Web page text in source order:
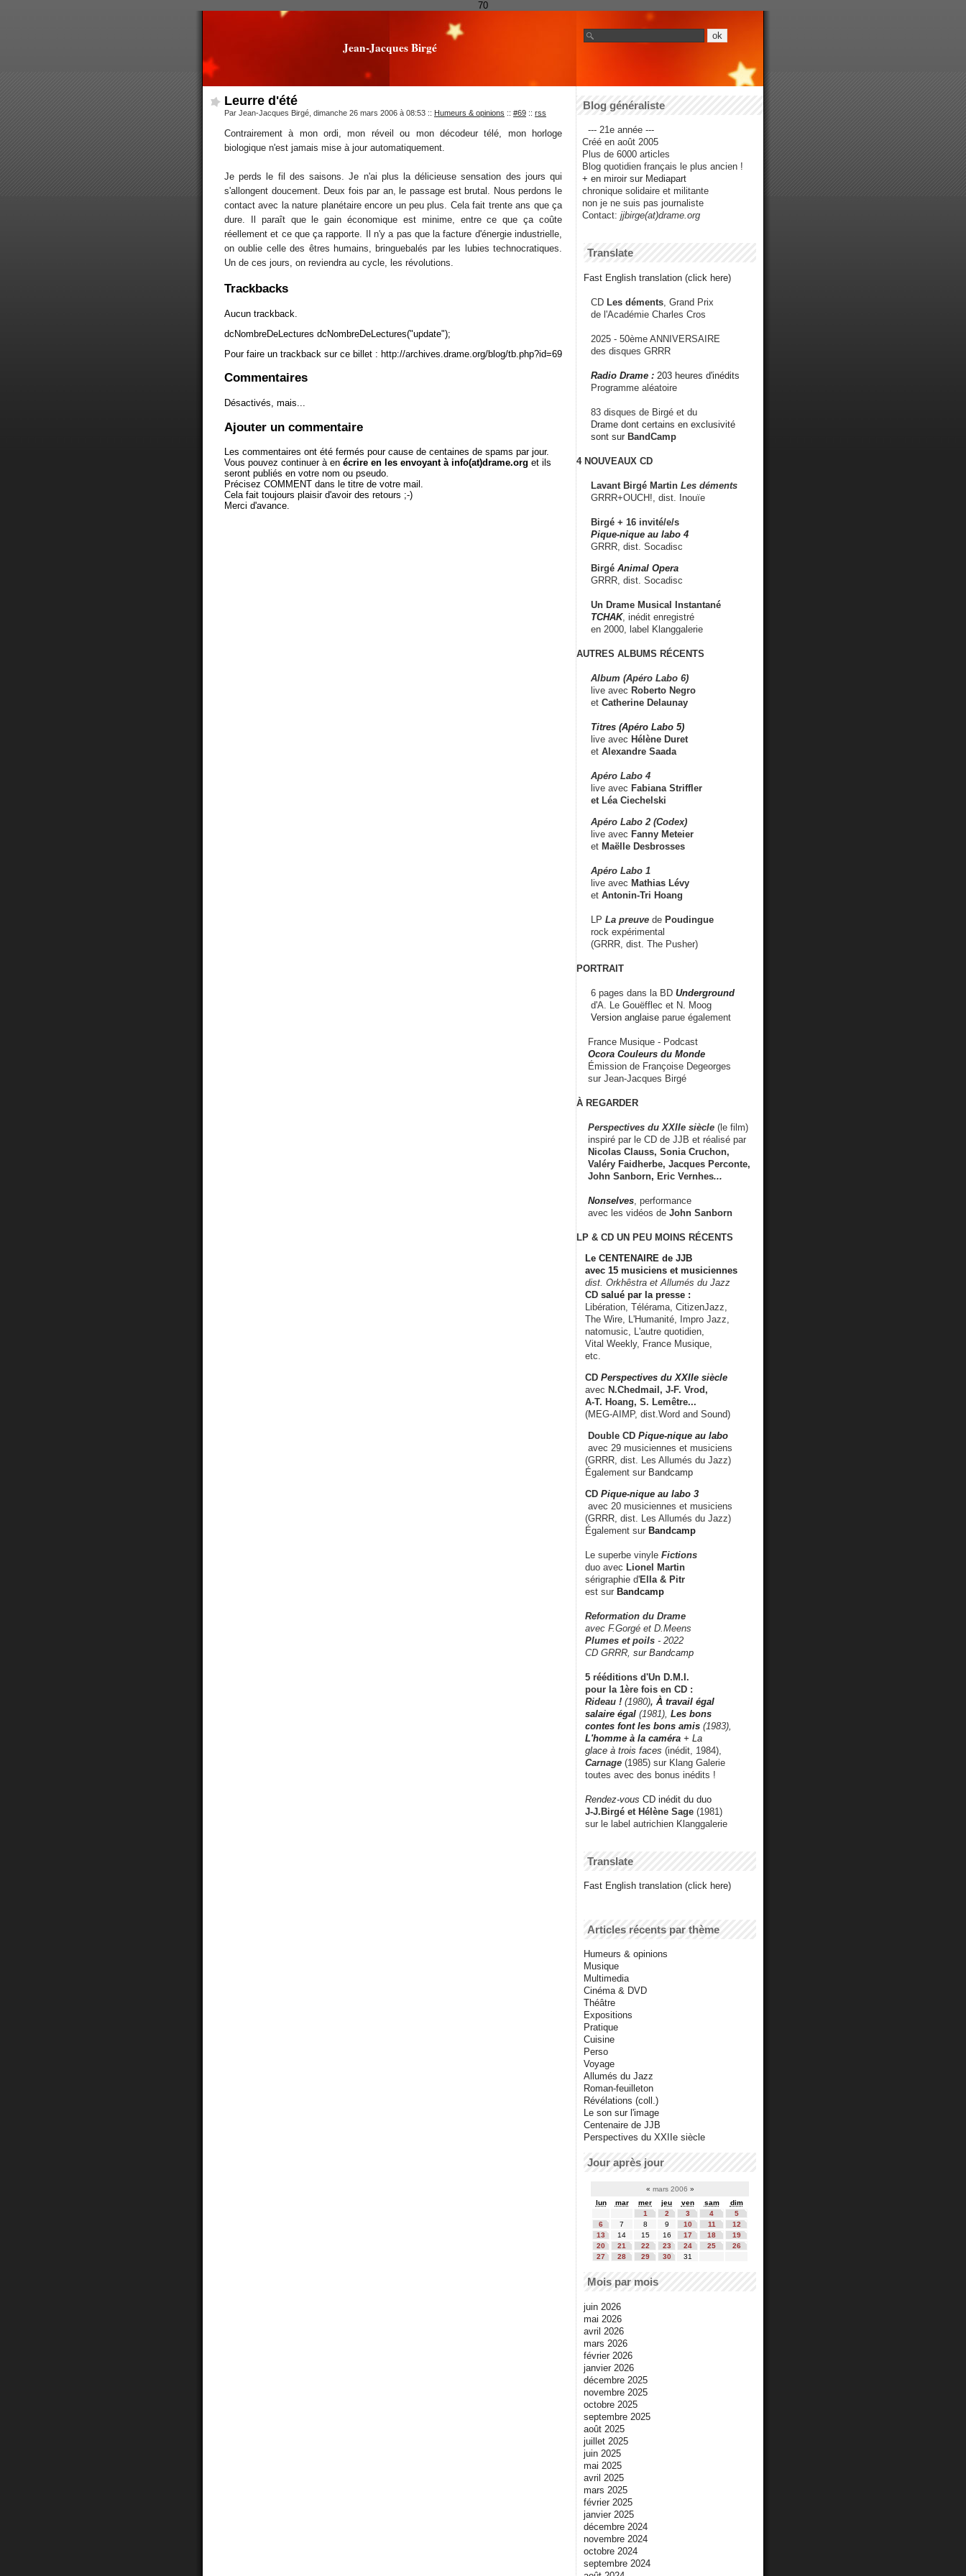
70
Jean-Jacques Birgé
Leurre d'été
Par Jean-Jacques Birgé, dimanche 26 mars 2006 à 08:53 :: Humeurs & opinions :: #69 :: rss
Contrairement à mon ordi, mon réveil ou mon décodeur télé, mon horloge
biologique n'est jamais mise à jour automatiquement.
Je perds le fil des saisons. Je n'ai plus la délicieuse sensation des jours qui
s'allongent doucement. Deux fois par an, le passage est brutal. Nous perdons le
contact avec la nature planétaire encore un peu plus. Cela fait trente ans que ça
dure. Il paraît que le gain économique est minime, entre ce que ça coûte
réellement et ce que ça rapporte. Il n'y a pas que la facture d'énergie industrielle,
on oublie celle des êtres humains, bringuebalés par les lubies technocratiques.
Un de ces jours, on reviendra au cycle, les révolutions.
Trackbacks
Aucun trackback.
dcNombreDeLectures dcNombreDeLectures("update");
Pour faire un trackback sur ce billet : http://archives.drame.org/blog/tb.php?id=69
Commentaires
Désactivés, mais...
Ajouter un commentaire
Les commentaires ont été fermés pour cause de centaines de spams par jour.
Vous pouvez continuer à en écrire en les envoyant à info(at)drame.org et ils
seront publiés en votre nom ou pseudo.
Précisez COMMENT dans le titre de votre mail.
Cela fait toujours plaisir d'avoir des retours ;-)
Merci d'avance.
Blog généraliste
--- 21e année ---
Créé en août 2005
Plus de 6000 articles
Blog quotidien français le plus ancien !
+ en miroir sur Mediapart
chronique solidaire et militante
non je ne suis pas journaliste
Contact: jjbirge(at)drame.org
Translate
Fast English translation (click here)
CD Les déments , Grand Prix
de l'Académie Charles Cros
2025 - 50ème ANNIVERSAIRE
des disques GRRR
Radio Drame : 203 heures d'inédits
Programme aléatoire
83 disques de Birgé et du
Drame dont certains en exclusivité
sont sur BandCamp
4 NOUVEAUX CD
Lavant Birgé Martin Les déments
GRRR+OUCH!, dist. Inouïe
Birgé + 16 invité/e/s
Pique-nique au labo 4
GRRR, dist. Socadisc
Birgé Animal Opera
GRRR, dist. Socadisc
Un Drame Musical Instantané
TCHAK, inédit enregistré
en 2000, label Klanggalerie
AUTRES ALBUMS RÉCENTS
Album (Apéro Labo 6)
live avec Roberto Negro
et Catherine Delaunay
Titres (Apéro Labo 5)
live avec Hélène Duret
et Alexandre Saada
Apéro Labo 4
live avec Fabiana Striffler
et Léa Ciechelski
Apéro Labo 2 (Codex)
live avec Fanny Meteier
et Maëlle Desbrosses
Apéro Labo 1
live avec Mathias Lévy
et Antonin-Tri Hoang
LP La preuve de Poudingue
rock expérimental
(GRRR, dist. The Pusher)
PORTRAIT
6 pages dans la BD Underground
d'A. Le Gouëfflec et N. Moog
Version anglaise parue également
France Musique - Podcast
Ocora Couleurs du Monde
Émission de Françoise Degeorges
sur Jean-Jacques Birgé
À REGARDER
Perspectives du XXIIe siècle (le film)
inspiré par le CD de JJB et réalisé par
Nicolas Clauss, Sonia Cruchon,
Valéry Faidherbe, Jacques Perconte,
John Sanborn, Eric Vernhes...
Nonselves , performance
avec les vidéos de John Sanborn
LP & CD UN PEU MOINS RÉCENTS
Le CENTENAIRE de JJB
avec 15 musiciens et musiciennes
dist. Orkhêstra et Allumés du Jazz
CD salué par la presse :
Libération, Télérama, CitizenJazz,
The Wire, L'Humanité, Impro Jazz,
natomusic, L'autre quotidien,
Vital Weekly, France Musique,
etc.
CD Perspectives du XXIIe siècle
avec N.Chedmail, J-F. Vrod,
A-T. Hoang, S. Lemêtre...
(MEG-AIMP, dist.Word and Sound)
Double CD Pique-nique au labo
avec 29 musiciennes et musiciens
(GRRR, dist. Les Allumés du Jazz)
Également sur Bandcamp
CD Pique-nique au labo 3
avec 20 musiciennes et musiciens
(GRRR, dist. Les Allumés du Jazz)
Également sur Bandcamp
Le superbe vinyle Fictions
duo avec Lionel Martin
sérigraphie d'Ella & Pitr
est sur Bandcamp
Reformation du Drame
avec F.Gorgé et D.Meens
Plumes et poils - 2022
CD GRRR, sur Bandcamp
5 rééditions d'Un D.M.I.
pour la 1ère fois en CD :
Rideau ! (1980), À travail égal
salaire égal (1981), Les bons
contes font les bons amis (1983),
L'homme à la caméra + La
glace à trois faces (inédit, 1984),
Carnage (1985) sur Klang Galerie
toutes avec des bonus inédits !
Rendez-vous CD inédit du duo
J-J.Birgé et Hélène Sage (1981)
sur le label autrichien Klanggalerie
Translate
Fast English translation (click here)
Articles récents par thème
Humeurs & opinions
Musique
Multimedia
Cinéma & DVD
Théâtre
Expositions
Pratique
Cuisine
Perso
Voyage
Allumés du Jazz
Roman-feuilleton
Révélations (coll.)
Le son sur l'image
Centenaire de JJB
Perspectives du XXIIe siècle
Jour après jour
« mars 2006 »
lun
mar mer jeu ven sam
dim
1
2 3 4
5
6
7 8 9 10 11
12
13
14 15 16 17 18
19
20
21 22 23 24 25
26
27
28 29 30 31
Mois par mois
juin 2026
mai 2026
avril 2026
mars 2026
février 2026
janvier 2026
décembre 2025
novembre 2025
octobre 2025
septembre 2025
août 2025
juillet 2025
juin 2025
mai 2025
avril 2025
mars 2025
février 2025
janvier 2025
décembre 2024
novembre 2024
octobre 2024
septembre 2024